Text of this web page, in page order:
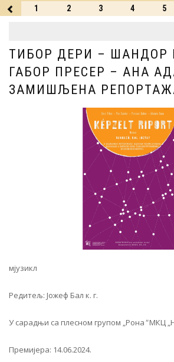
31 1 2 3 4 5
ТИБОР ДЕРИ – ШАНДОР
ГАБОР ПРЕСЕР – АНА
ЗАМИШЉЕНА
мјузикл
Редитељ: Јожеф Бал к. г.
У сарадњи са плесном групом „Рона"МКЦ
Премијера: 14.06.2024.